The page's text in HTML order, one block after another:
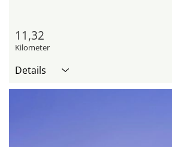
11,32
Kilometer
Details